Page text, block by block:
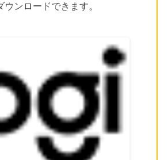
ンロードできます。